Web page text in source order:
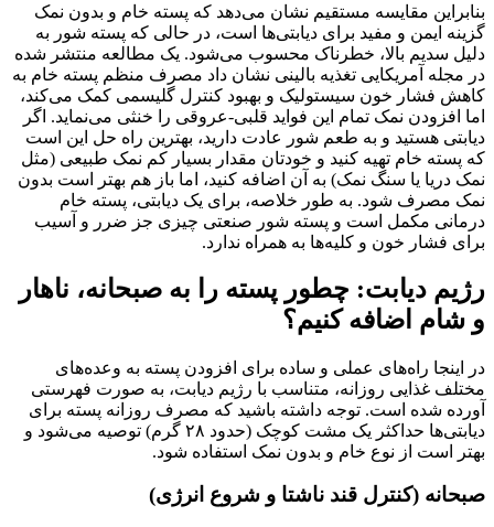
بنابراین مقایسه مستقیم نشان می‌دهد که پسته خام و بدون نمک
گزینه ایمن و مفید برای دیابتی‌ها است، در حالی که پسته شور به
دلیل سدیم بالا، خطرناک محسوب می‌شود. یک مطالعه منتشر شده
در مجله آمریکایی تغذیه بالینی نشان داد مصرف منظم پسته خام به
کاهش فشار خون سیستولیک و بهبود کنترل گلیسمی کمک می‌کند،
اما افزودن نمک تمام این فواید قلبی-عروقی را خنثی می‌نماید. اگر
دیابتی هستید و به طعم شور عادت دارید، بهترین راه حل این است
که پسته خام تهیه کنید و خودتان مقدار بسیار کم نمک طبیعی (مثل
نمک دریا یا سنگ نمک) به آن اضافه کنید، اما باز هم بهتر است بدون
نمک مصرف شود. به طور خلاصه، برای یک دیابتی، پسته خام
درمانی مکمل است و پسته شور صنعتی چیزی جز ضرر و آسیب
برای فشار خون و کلیه‌ها به همراه ندارد.
رژیم دیابت: چطور پسته را به صبحانه، ناهار
و شام اضافه کنیم؟
در اینجا راه‌های عملی و ساده برای افزودن پسته به وعده‌های
مختلف غذایی روزانه، متناسب با رژیم دیابت، به صورت فهرستی
آورده شده است. توجه داشته باشید که مصرف روزانه پسته برای
دیابتی‌ها حداکثر یک مشت کوچک (حدود ۲۸ گرم) توصیه می‌شود و
بهتر است از نوع خام و بدون نمک استفاده شود.
صبحانه (کنترل قند ناشتا و شروع انرژی)